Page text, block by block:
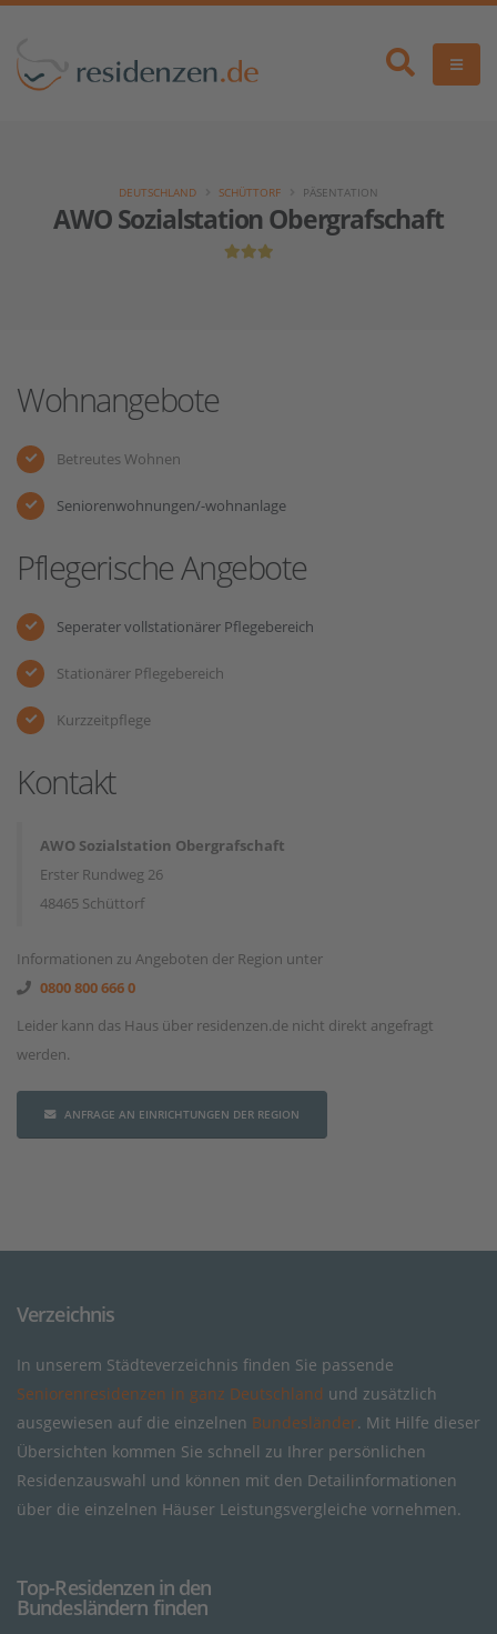
AWO Sozialstation Obergrafschaft
DEUTSCHLAND SCHÜTTORF PÄSENTATION
Wohnangebote
Betreutes Wohnen
Seniorenwohnungen/-wohnanlage
Pflegerische Angebote
Seperater vollstationärer Pflegebereich
Stationärer Pflegebereich
Kurzzeitpflege
Kontakt
AWO Sozialstation Obergrafschaft
Erster Rundweg 26
48465 Schüttorf
Informationen zu Angeboten der Region unter
0800 800 666 0
Leider kann das Haus über residenzen.de nicht direkt angefragt
werden.
ANFRAGE AN EINRICHTUNGEN DER REGION
Verzeichnis
In unserem Städteverzeichnis finden Sie passende
Seniorenresidenzen in ganz Deutschland und zusätzlich
ausgewiesen auf die einzelnen Bundesländer. Mit Hilfe dieser
Übersichten kommen Sie schnell zu Ihrer persönlichen
Residenzauswahl und können mit den Detailinformationen
über die einzelnen Häuser Leistungsvergleiche vornehmen.
Top-Residenzen in den
Bundesländern finden